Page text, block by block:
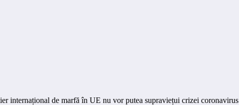
internațional de marfă în UE nu vor putea supraviețui crizei coronavirus